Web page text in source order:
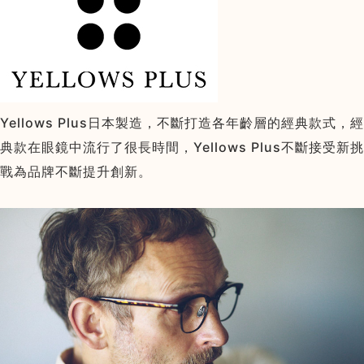
Yellows Plus日本製造，不斷打造各年齡層的經典款式，經
典款在眼鏡中流行了很長時間，Yellows Plus不斷接受新挑
戰為品牌不斷提升創新。